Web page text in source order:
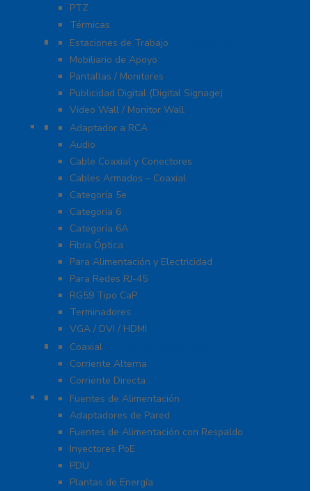
PTZ
Térmicas
Monitores Pantallas Y Mobiliario
Estaciones de Trabajo
Mobiliario de Apoyo
Pantallas / Monitores
Publicidad Digital (Digital Signage)
Video Wall / Monitor Wall
Cables Y Conectores
Adaptador a RCA
Audio
Cable Coaxial y Conectores
Cables Armados – Coaxial
Categoría 5e
Categoría 6
Categoría 6A
Fibra Óptica
Para Alimentación y Electricidad
Para Redes RJ-45
RG59 Tipo CaP
Terminadores
VGA / DVI / HDMI
Protección Contra Descargas
Coaxial
Corriente Alterna
Corriente Directa
Energía
Fuentes de Alimentación
Adaptadores de Pared
Fuentes de Alimentación con Respaldo
Inyectores PoE
PDU
Plantas de Energía